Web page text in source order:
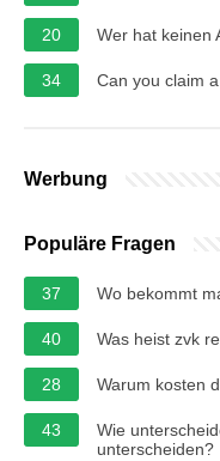
20 Wer hat keinen
34 Can you claim
Werbung
Populäre Fragen
37 Wo bekommt
40 Was heist zvk
28 Warum kosten
43
Wie
unterscheiden?